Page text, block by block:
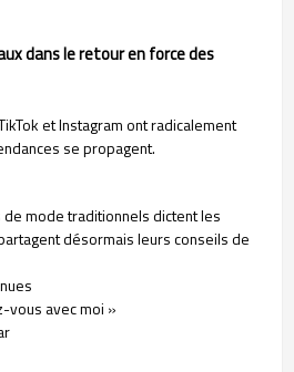
dans le retour en force des
et Instagram ont radicalement
se propagent.
mode traditionnels dictent les
désormais leurs conseils de
vous avec moi »